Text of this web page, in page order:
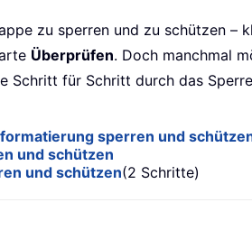
zu sperren und zu schützen –
Überprüfen. Doch manchmal
für Schritt durch das
sperren und
und schützen
und schützen(2 Schritte)